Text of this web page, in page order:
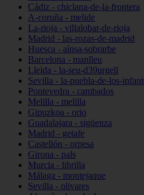
Cádiz - chiclana-de-la-frontera
A-coruña - melide
La-rioja - villalobar-de-rioja
Madrid - las-rozas-de-madrid
Huesca - aínsa-sobrarbe
Barcelona - manlleu
Lleida - la-seu-d39urgell
Sevilla - la-puebla-de-los-
Pontevedra - cambados
Melilla - melilla
Gipuzkoa - orio
Guadalajara - sigüenza
Madrid - getafe
Castellón - orpesa
Girona - pals
Murcia - librilla
Málaga - montejaque
Sevilla - olivares